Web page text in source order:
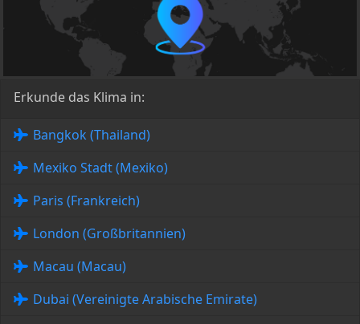
Erkunde das Klima in:
Bangkok (Thailand)
Mexiko Stadt (Mexiko)
Paris (Frankreich)
London (Großbritannien)
Macau (Macau)
Dubai (Vereinigte Arabische Emirate)